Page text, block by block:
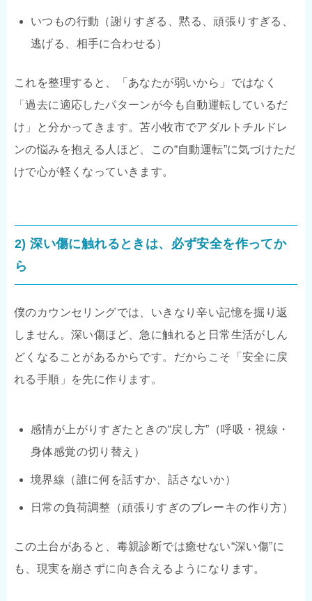
いつもの行動（謝りすぎる、黙る、頑張りすぎる、
逃げる、相手に合わせる）
これを整理すると、「あなたが弱いから」ではなく
「過去に適応したパターンが今も自動運転しているだ
け」と分かってきます。苫小牧市でアダルトチルドレ
ンの悩みを抱える人ほど、この“自動運転”に気づけただ
けで心が軽くなっていきます。
2) 深い傷に触れるときは、必ず安全を作ってか
ら
僕のカウンセリングでは、いきなり辛い記憶を掘り返
しません。深い傷ほど、急に触れると日常生活がしん
どくなることがあるからです。だからこそ「安全に戻
れる手順」を先に作ります。
感情が上がりすぎたときの“戻し方”（呼吸・視線・
身体感覚の切り替え）
境界線（誰に何を話すか、話さないか）
日常の負荷調整（頑張りすぎのブレーキの作り方）
この土台があると、毒親診断では癒せない“深い傷”に
も、現実を崩さずに向き合えるようになります。